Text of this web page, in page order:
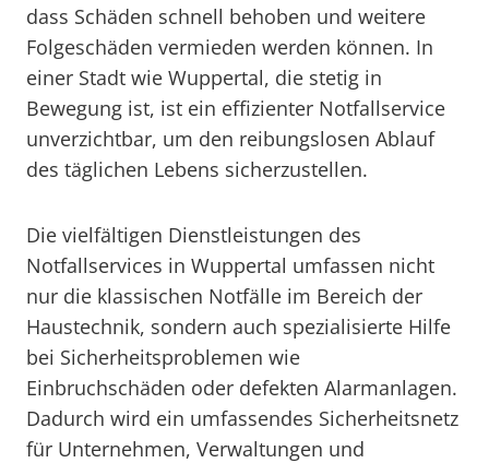
dass Schäden schnell behoben und weitere
Folgeschäden vermieden werden können. In
einer Stadt wie Wuppertal, die stetig in
Bewegung ist, ist ein effizienter Notfallservice
unverzichtbar, um den reibungslosen Ablauf
des täglichen Lebens sicherzustellen.
Die vielfältigen Dienstleistungen des
Notfallservices in Wuppertal umfassen nicht
nur die klassischen Notfälle im Bereich der
Haustechnik, sondern auch spezialisierte Hilfe
bei Sicherheitsproblemen wie
Einbruchschäden oder defekten Alarmanlagen.
Dadurch wird ein umfassendes Sicherheitsnetz
für Unternehmen, Verwaltungen und